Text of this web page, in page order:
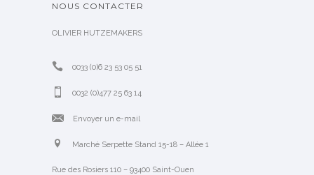
NOUS CONTACTER
OLIVIER HUTZEMAKERS
0033 (0)6 23 53 05 51
0032 (0)477 25 63 14
Envoyer un e-mail
Marché Serpette Stand 15-18 – Allée 1
Rue des Rosiers 110 – 93400 Saint-Ouen